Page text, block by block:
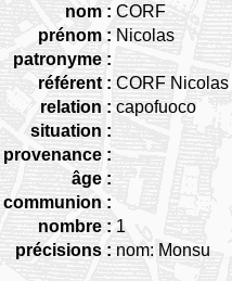
nom : CORF
prénom : Nicolas
patronyme :
référent : CORF Nicolas
relation : capofuoco
situation :
provenance :
âge :
communion :
nombre : 1
précisions : nom: Monsu